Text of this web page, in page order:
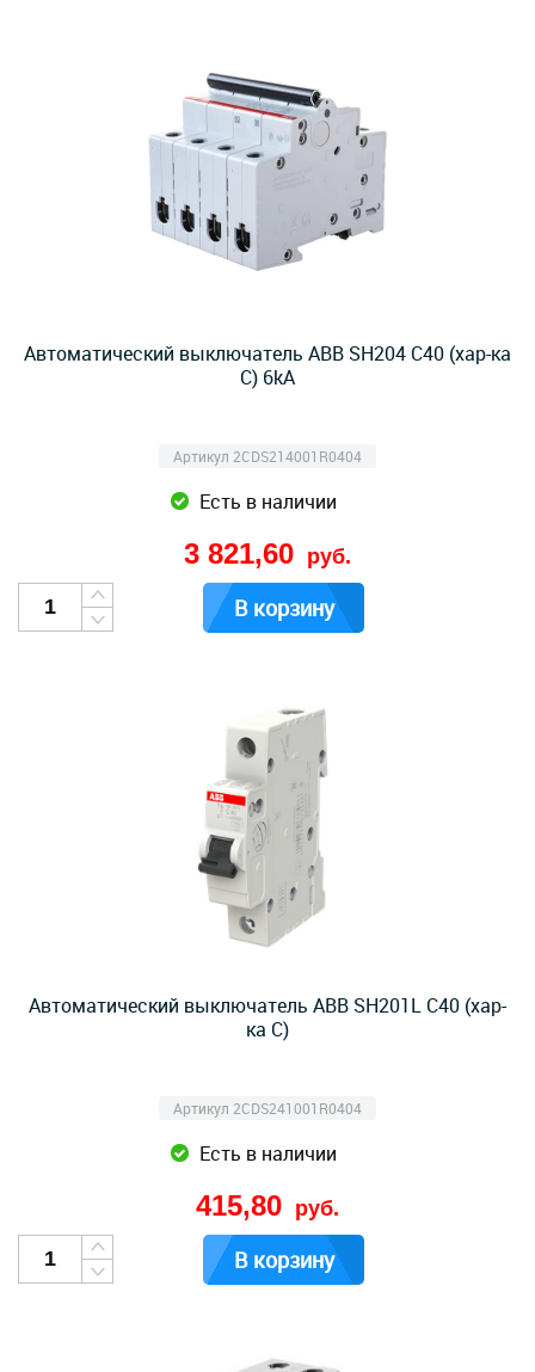
Автоматический выключатель ABB SH204 C40 (хар-ка
C) 6kA
Артикул 2CDS214001R0404
Есть в наличии
3 821,60 руб.
В корзину
Автоматический выключатель ABB SH201L C40 (хар-
ка C)
Артикул 2CDS241001R0404
Есть в наличии
415,80 руб.
В корзину